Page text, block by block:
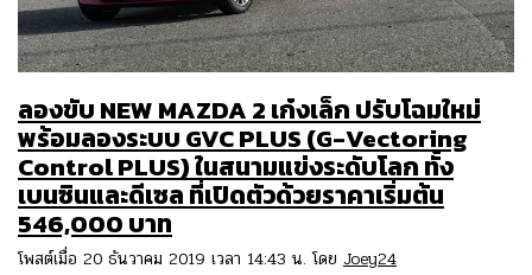
ลองขับ NEW MAZDA 2 เก๋งเล็ก ปรับโฉมใหม่
พร้อมลองระบบ GVC PLUS (G-Vectoring
Control PLUS) ในสนามแข่งระดับโลก ทั้ง
เบนซินและดีเซล ที่เปิดตัวด้วยราคาเริ่มต้น
546,000 บาท
โพสต์เมื่อ 20 ธันวาคม 2019 เวลา 14:43 น. โดย Joey24